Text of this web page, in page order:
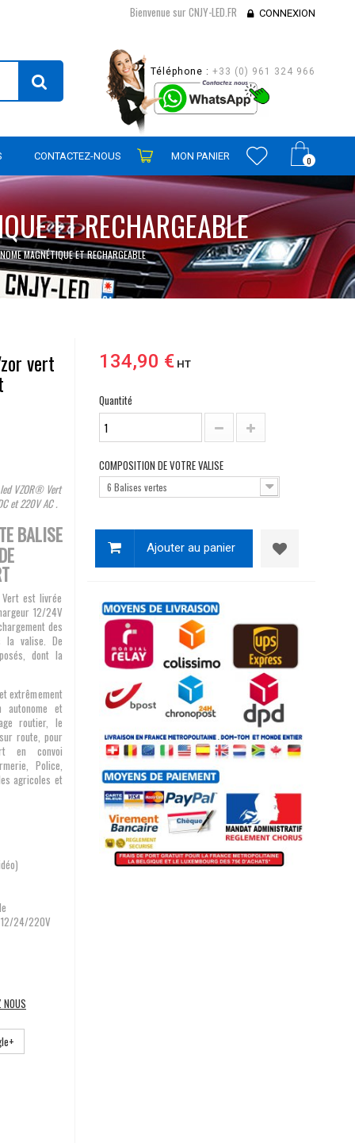
Bienvenue sur CNJY-LED.FR CONNEXION
Téléphone : +33 (0) 961 324 966
0
CONTACTEZ-NOUS MON PANIER
ET RECHARGEABLE
MAGNÉTIQUE ET RECHARGEABLE
vert
VZOR® Vert
et 220V AC .
BALISE
est livrée
12/24V
des
la valise. De
dont la
extrêmement
autonome et
routier, le
route, pour
en convoi
Police,
agricoles et
24/220V
NOUS
134,90 €HT
Quantité
COMPOSITION DE VOTRE VALISE
6 Balises vertes
Ajouter au panier